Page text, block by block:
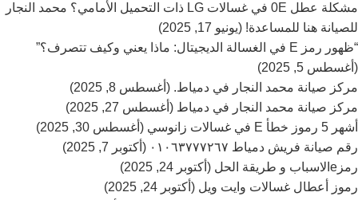
مشكلة عطل 0E في غسالات LG ذات التحميل الأمامي؟ محمد النجار
للصيانة هنا للمساعدة! (يونيو 17, 2025)
“ظهور رمز E في الغسالة الديجيتال: ماذا يعني وكيف تتصرف؟”
(أغسطس 5, 2025)
مركز صيانة محمد النجار في دمياط. (أغسطس 8, 2025)
مركز صيانة محمد النجار في دمياط (أغسطس 27, 2025)
أشهر 5 رموز خطأ E في غسالات زانوسي (أغسطس 30, 2025)
رقم صيانة فريش دمياط ٠١٠٦٣٧٧٧٢٦٧ (أكتوبر 7, 2025)
رمزeالاسباب و طريقة الحل (أكتوبر 24, 2025)
رموز أعطال غسالات وايت ويل (أكتوبر 24, 2025)